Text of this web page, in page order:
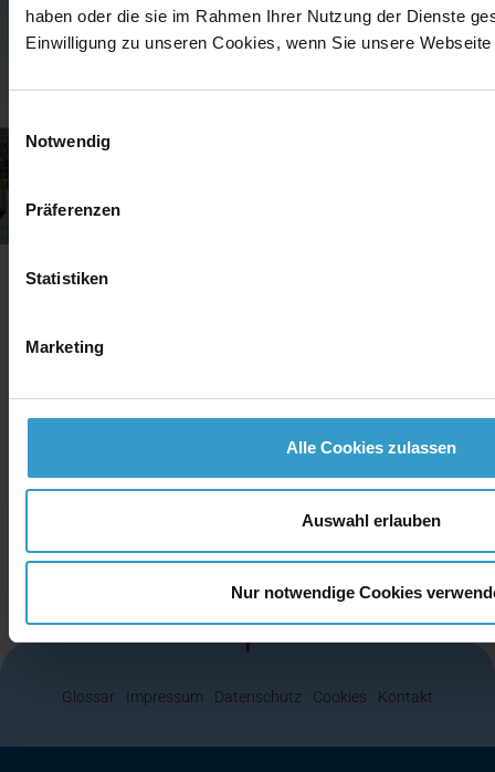
haben oder die sie im Rahmen Ihrer Nutzung der Dienste
Einwilligung zu unseren Cookies, wenn Sie unsere
Notwendig
Präferenzen
Statistiken
Marketing
Alle Cookies zulassen
Auswahl erlauben
Nur notwendige Cookies
Kreative Ideen direkt aus unserem
Glossar Impressum Datenschutz Cookies Kontakt